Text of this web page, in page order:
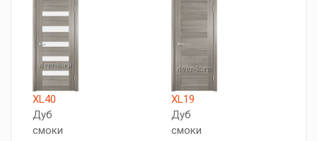
XL40
Дуб
смоки
XL19
Дуб
смоки